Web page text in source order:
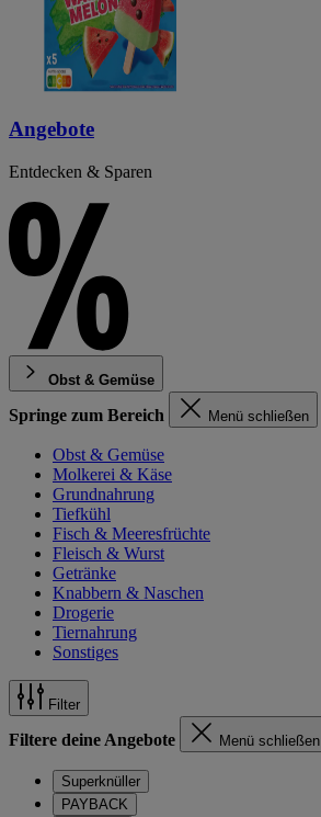
Angebote
Entdecken & Sparen
Obst & Gemüse
Springe zum Bereich Menü schließen
Obst & Gemüse
Molkerei & Käse
Grundnahrung
Tiefkühl
Fisch & Meeresfrüchte
Fleisch & Wurst
Getränke
Knabbern & Naschen
Drogerie
Tiernahrung
Sonstiges
Filter
Filtere deine Angebote Menü schließen
Superknüller
PAYBACK